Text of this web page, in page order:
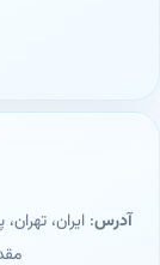
آدرس: ایران،
مقدم